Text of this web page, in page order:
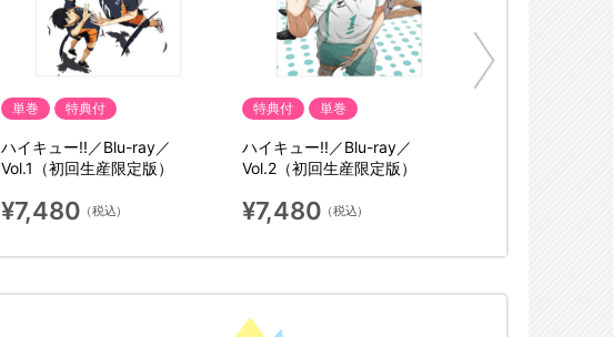
単巻 特典付
ハイキュー!!／Blu-ray／
Vol.1（初回生産限定版）
¥7,480 （税込）
特典付 単巻
ハイキュー!!／Blu-ray／
Vol.2（初回生産限定版）
¥7,480 （税込）